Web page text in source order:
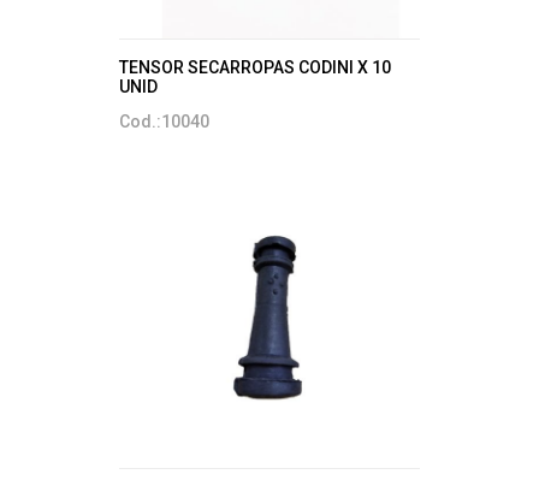
TENSOR SECARROPAS CODINI X 10
UNID
Cod.:10040